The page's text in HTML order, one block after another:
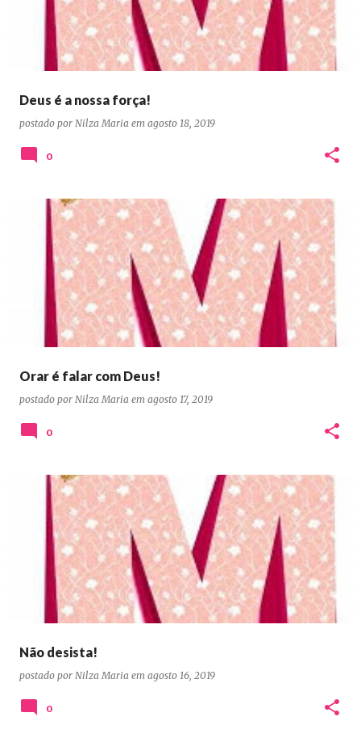
Deus é a nossa força!
postado por Nilza Maria em agosto 18, 2019
0
Orar é falar com Deus!
postado por Nilza Maria em agosto 17, 2019
0
Não desista!
postado por Nilza Maria em agosto 16, 2019
0